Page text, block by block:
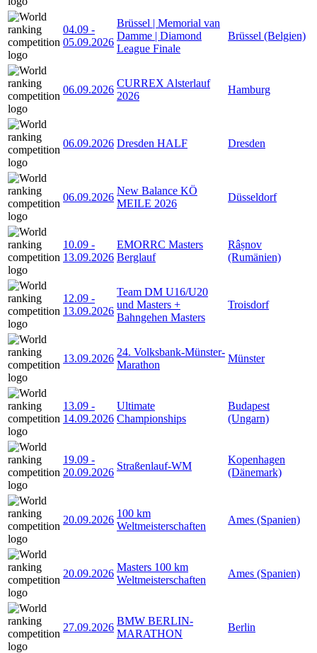
04.09 -
05.09.2026
Brüssel | Memorial van
Damme | Diamond
League Finale
Brüssel (Belgien)
06.09.2026
CURREX Alsterlauf
2026
Hamburg
06.09.2026 Dresden HALF Dresden
06.09.2026
New Balance KÖ
MEILE 2026
Düsseldorf
10.09 -
13.09.2026
EMORRC Masters
Berglauf
Râșnov
(Rumänien)
12.09 -
13.09.2026
Team DM U16/U20
und Masters +
Bahngehen Masters
Troisdorf
13.09.2026
24. Volksbank-Münster-
Marathon
Münster
13.09 -
14.09.2026
Ultimate
Championships
Budapest
(Ungarn)
19.09 -
20.09.2026
Straßenlauf-WM
Kopenhagen
(Dänemark)
20.09.2026
100 km
Weltmeisterschaften
Ames (Spanien)
20.09.2026
Masters 100 km
Weltmeisterschaften
Ames (Spanien)
27.09.2026
BMW BERLIN-
MARATHON
Berlin